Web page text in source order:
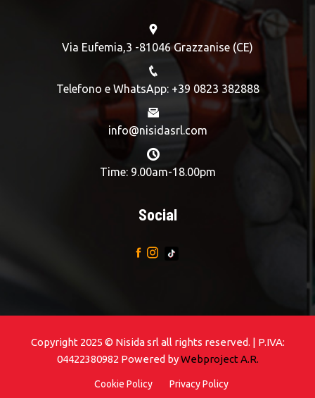
Via Eufemia,3 -81046 Grazzanise (CE)
Telefono e WhatsApp: +39 0823 382888
info@nisidasrl.com
Time: 9.00am-18.00pm
Social
Copyright 2025 © Nisida srl all rights reserved. | P.IVA:
04422380982 Powered byWebproject A.R.
Cookie Policy Privacy Policy